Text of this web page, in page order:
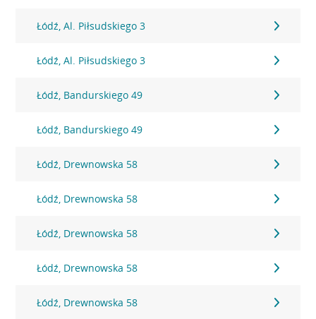
Łódź, Al. Piłsudskiego 3
Łódź, Al. Piłsudskiego 3
Łódź, Bandurskiego 49
Łódź, Bandurskiego 49
Łódź, Drewnowska 58
Łódź, Drewnowska 58
Łódź, Drewnowska 58
Łódź, Drewnowska 58
Łódź, Drewnowska 58